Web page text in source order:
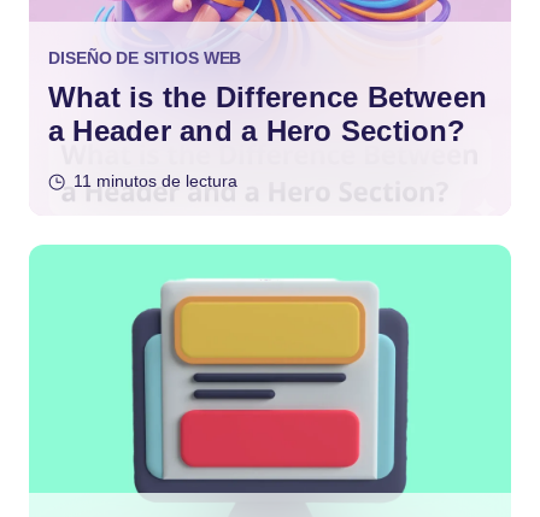
DISEÑO DE SITIOS WEB
What is the Difference Between
a Header and a Hero Section?
11 minutos de lectura